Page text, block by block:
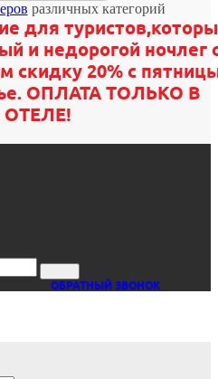
различных категорий
для
и недорогой ночлег
скидку 20% с
ОПЛАТА ТОЛЬКО В
ОТЕЛЕ!
ОБРАТНЫЙ ЗВОНОК